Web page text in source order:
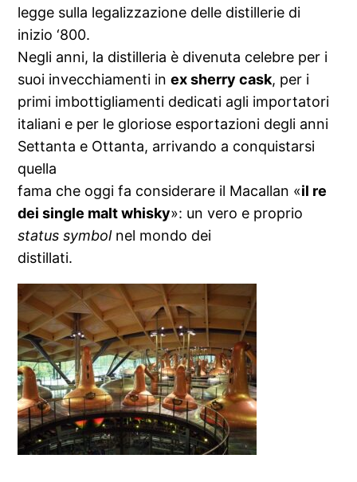
legge sulla legalizzazione delle distillerie di
inizio ‘800.
Negli anni, la distilleria è divenuta celebre per i
suoi invecchiamenti inex sherry cask, per i
primi imbottigliamenti dedicati agli importatori
italiani e per le gloriose esportazioni degli anni
Settanta e Ottanta, arrivando a conquistarsi
quella
fama che oggi fa considerare il Macallan «il re
dei single malt whisky»: un vero e proprio
status symbolnel mondo dei
distillati.